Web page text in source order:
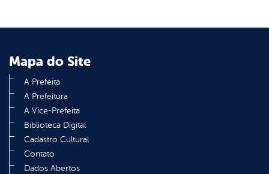
Mapa do Site
A Prefeita
A Prefeitura
A Vice-Prefeita
Biblioteca Digital
Cadastro Cultural
Contato
Dados Abertos